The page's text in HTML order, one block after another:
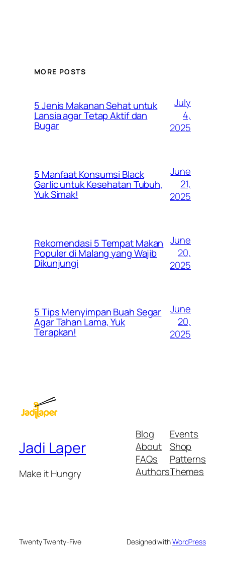
MORE POSTS
5 Jenis Makanan Sehat untuk
Lansia agar Tetap Aktif dan
Bugar
July
4,
2025
5 Manfaat Konsumsi Black
Garlic untuk Kesehatan Tubuh,
Yuk Simak!
June
21,
2025
Rekomendasi 5 Tempat Makan
Populer di Malang yang Wajib
Dikunjungi
June
20,
2025
5 Tips Menyimpan Buah Segar
Agar Tahan Lama, Yuk
Terapkan!
June
20,
2025
Jadi Laper
Make it Hungry
Blog
About
FAQs
Authors
Events
Shop
Patterns
Themes
Twenty Twenty-Five Designed withWordPress